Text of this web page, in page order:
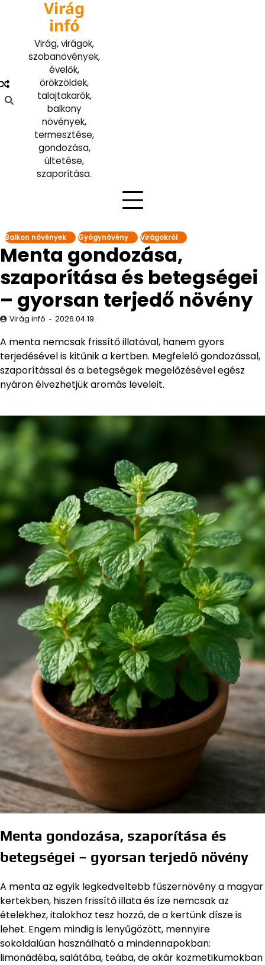
Virág
infó
Virág, virágok,
szobanövények,
évelők,
örökzöldek,
talajtakarók,
balkony
növények,
termesztése,
gondozása,
ültetése,
szaporítása.
Balkon növények Gyógynövény Virágokról
Menta gondozása,
szaporítása és betegségei
– gyorsan terjedő növény
Virág infó 2026.04.19.
A menta nemcsak frissítő illatával, hanem gyors
terjedésével is kitűnik a kertben. Megfelelő gondozással,
szaporítással és a betegségek megelőzésével egész
nyáron élvezhetjük aromás leveleit.
Menta gondozása, szaporítása és
betegségei – gyorsan terjedő növény
A menta az egyik legkedveltebb fűszernövény a magyar
kertekben, hiszen frissítő illata és íze nemcsak az
ételekhez, italokhoz tesz hozzá, de a kertünk dísze is
lehet. Engem mindig is lenyűgözött, mennyire
sokoldalúan használható a mindennapokban:
limonádéba, salátába, teába, de akár kozmetikumokban